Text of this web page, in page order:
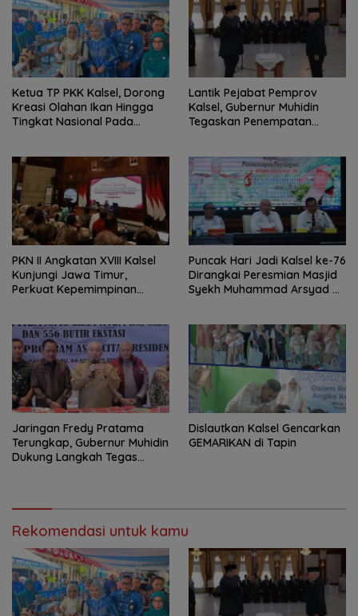
Ketua TP PKK Kalsel, Dorong
Kreasi Olahan Ikan Hingga
Tingkat Nasional Pada
Lantik Pejabat Pemprov
Kalsel, Gubernur Muhidin
Tegaskan Penempatan
PKN II Angkatan XVIII Kalsel
Kunjungi Jawa Timur,
Perkuat Kepemimpinan
Puncak Hari Jadi Kalsel ke-76
Dirangkai Peresmian Masjid
Syekh Muhammad Arsyad Al
Jaringan Fredy Pratama
Terungkap, Gubernur Muhidin
Dukung Langkah Tegas
Dislautkan Kalsel Gencarkan
GEMARIKAN di Tapin
Rekomendasi untuk kamu